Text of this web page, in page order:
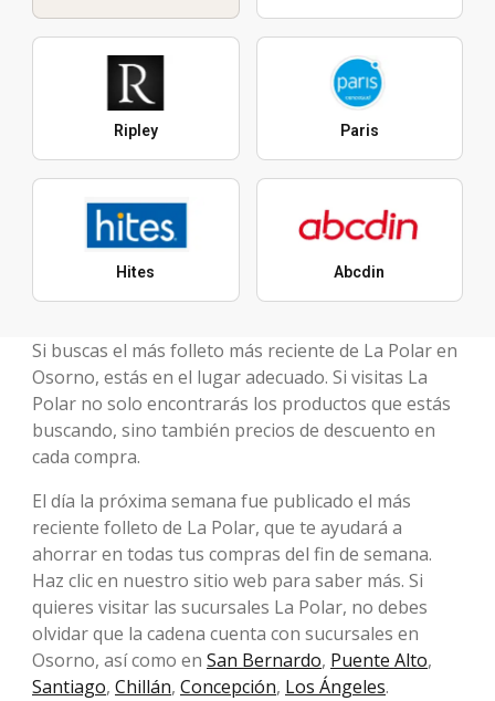
Ripley Paris
Hites Abcdin
Si buscas el más folleto más reciente de La Polar en
Osorno, estás en el lugar adecuado. Si visitas La
Polar no solo encontrarás los productos que estás
buscando, sino también precios de descuento en
cada compra.
El día la próxima semana fue publicado el más
reciente folleto de La Polar, que te ayudará a
ahorrar en todas tus compras del fin de semana.
Haz clic en nuestro sitio web para saber más. Si
quieres visitar las sucursales La Polar, no debes
olvidar que la cadena cuenta con sucursales en
Osorno, así como en San Bernardo, Puente Alto,
Santiago, Chillán, Concepción, Los Ángeles.